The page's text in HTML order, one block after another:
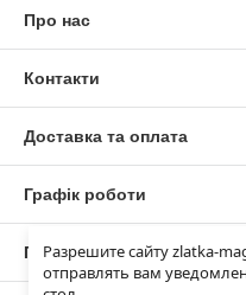
Разрешите сайту zlatka-
отправлять вам
Про нас
Контакти
Доставка та оплата
Графік роботи
Повна версія сайту